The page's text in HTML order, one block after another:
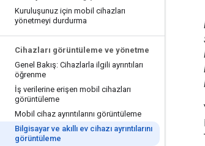
Kuruluşunuz için mobil cihazları
yönetmeyi durdurma
Cihazları görüntüleme ve yönetme
Genel Bakış: Cihazlarla ilgili ayrıntıları
öğrenme
İş verilerine erişen mobil cihazları
görüntüleme
Mobil cihaz ayrıntılarını görüntüleme
Bilgisayar ve akıllı ev cihazı ayrıntılarını
görüntüleme